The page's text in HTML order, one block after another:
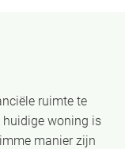
ruimte te
huidige woning is
manier zijn